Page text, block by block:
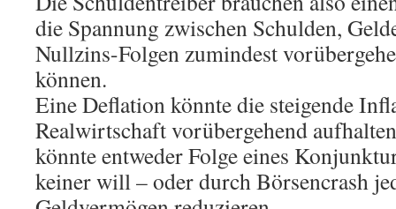
die Spannung zwischen Schulden,
Nullzins-Folgen zumindest
können.
Eine Deflation könnte die steigende
Realwirtschaft vorübergehend
könnte entweder Folge eines
keiner will – oder durch Börsencrash